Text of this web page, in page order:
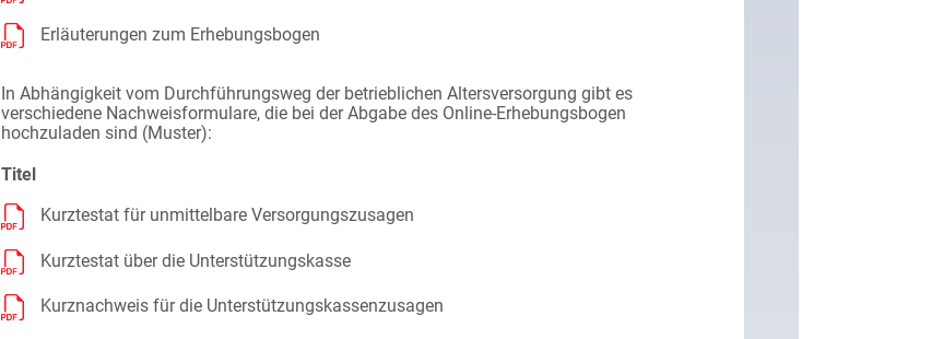
Erläuterungen zum Erhebungsbogen
In Abhängigkeit vom Durchführungsweg der betrieblichen Altersversorgung gibt es
verschiedene Nachweisformulare, die bei der Abgabe des Online-Erhebungsbogen
hochzuladen sind (Muster):
Titel
Kurztestat für unmittelbare Versorgungszusagen
Kurztestat über die Unterstützungskasse
Kurznachweis für die Unterstützungskassenzusagen